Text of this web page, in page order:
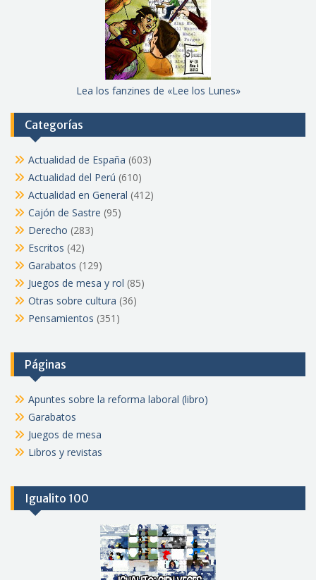
Lea los fanzines de «Lee los Lunes»
Categorías
Actualidad de España (603)
Actualidad del Perú (610)
Actualidad en General (412)
Cajón de Sastre (95)
Derecho (283)
Escritos (42)
Garabatos (129)
Juegos de mesa y rol (85)
Otras sobre cultura (36)
Pensamientos (351)
Páginas
Apuntes sobre la reforma laboral (libro)
Garabatos
Juegos de mesa
Libros y revistas
Igualito 100